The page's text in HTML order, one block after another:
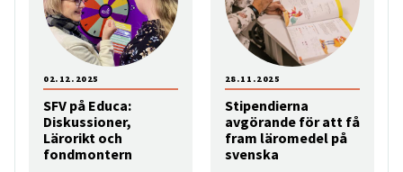
SFV på Educa:
Diskussioner,
Lärorikt och
fondmontern
02.12.2025
Stipendierna
avgörande för att få
fram läromedel på
svenska
28.11.2025